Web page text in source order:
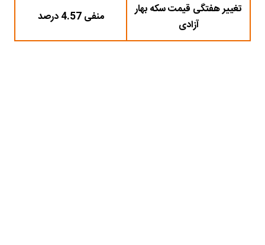
تغییر هفتگی قیمت سکه بهار
آزادی
منفی 4.57 درصد